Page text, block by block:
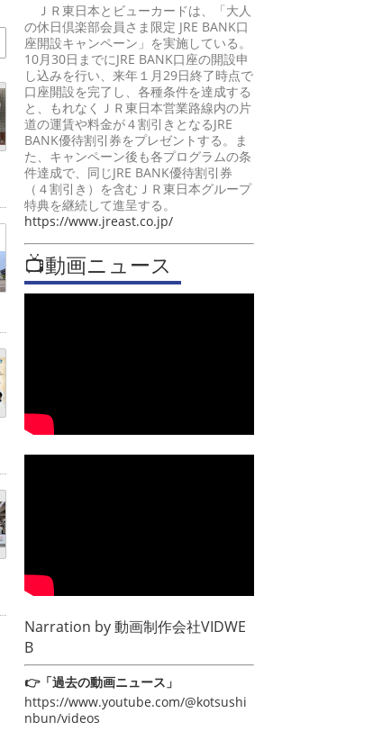
ＪＲ東日本とビューカードは、「大人
の休日倶楽部会員さま限定 JRE BANK口
座開設キャンペーン」を実施している。
10月30日までにJRE BANK口座の開設申
し込みを行い、来年１月29日終了時点で
口座開設を完了し、各種条件を達成する
と、もれなくＪＲ東日本営業路線内の片
道の運賃や料金が４割引きとなるJRE
BANK優待割引券をプレゼントする。ま
た、キャンペーン後も各プログラムの条
件達成で、同じJRE BANK優待割引券
（４割引き）を含むＪＲ東日本グループ
特典を継続して進呈する。
https://www.jreast.co.jp/
📺動画ニュース
Narration by動画制作会社VIDWE
B
👉「過去の動画ニュース」
https://www.youtube.com/@kotsushi
nbun/videos